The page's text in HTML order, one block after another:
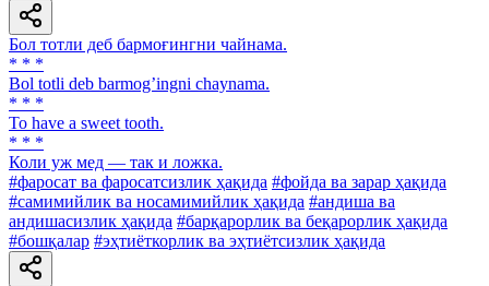
Бол тотли деб бармоғингни чайнама.
* * *
Bol totli deb barmogʼingni chaynama.
* * *
To have a sweet tooth.
* * *
Коли уж мед — так и ложка.
#фаросат ва фаросатсизлик ҳақида #фойда ва зарар ҳақида
#самимийлик ва носамимийлик ҳақида #андиша ва
андишасизлик ҳақида #барқарорлик ва беқарорлик ҳақида
#бошқалар #эҳтиёткорлик ва эҳтиётсизлик ҳақида